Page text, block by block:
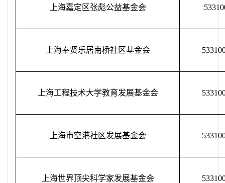
上海嘉定区张彪公益基金会
上海奉贤乐居南桥社区基金会
上海工程技术大学教育发展基金会
上海市空港社区发展基金会
上海世界顶尖科学家发展基金会